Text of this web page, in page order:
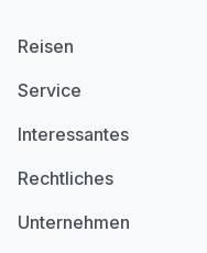
Ausstattung
Reisen
Service
Interessantes
Rechtliches
Unternehmen